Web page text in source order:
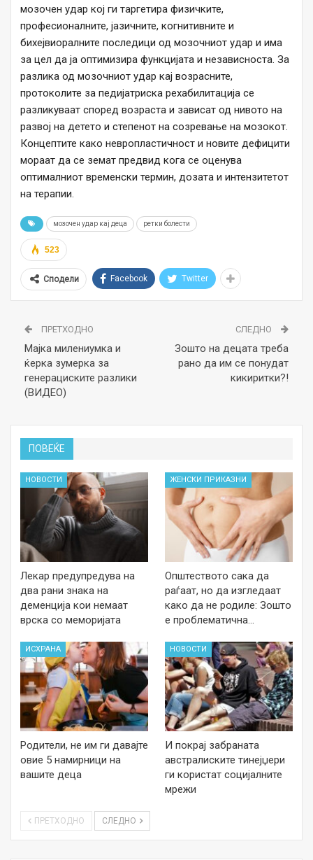
мозочен удар кој ги таргетира физичките,
професионалните, јазичните, когнитивните и
бихејвиоралните последици од мозочниот удар и има
за цел да ја оптимизира функцијата и независноста. За
разлика од мозочниот удар кај возрасните,
протоколите за педијатриска рехабилитација се
разликуваат според возраста и зависат од нивото на
развој на детето и степенот на созревање на мозокот.
Концептите како невропластичност и новите дефицити
мораат да се земат предвид кога се оценува
оптималниот временски термин, дозата и интензитетот
на терапии.
мозочен удар кај деца ретки болести
523
Сподели Facebook Twitter
ПРЕТХОДНО
Мајка милениумка и
ќерка зумерка за
генерациските разлики
(ВИДЕО)
СЛЕДНО
Зошто на децата треба
рано да им се понудат
кикиритки?!
ПОВЕЌЕ
НОВОСТИ
Лекар предупредува на
два рани знака на
деменција кои немаат
врска со меморијата
ЖЕНСКИ ПРИКАЗНИ
Општеството сака да
раѓаат, но да изгледаат
како да не родиле: Зошто
е проблематична…
ИСХРАНА
Родители, не им ги давајте
овие 5 намирници на
вашите деца
НОВОСТИ
И покрај забраната
австралиските тинејџери
ги користат социјалните
мрежи
ПРЕТХОДНО СЛЕДНО